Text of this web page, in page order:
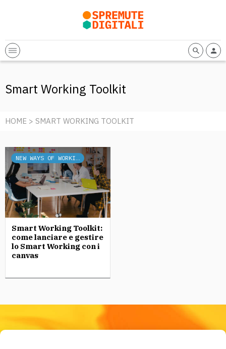
Smart Working Toolkit
HOME > SMART WORKING TOOLKIT
NEW WAYS OF WORKING
Smart Working Toolkit:
come lanciare e gestire
lo Smart Working con i
canvas